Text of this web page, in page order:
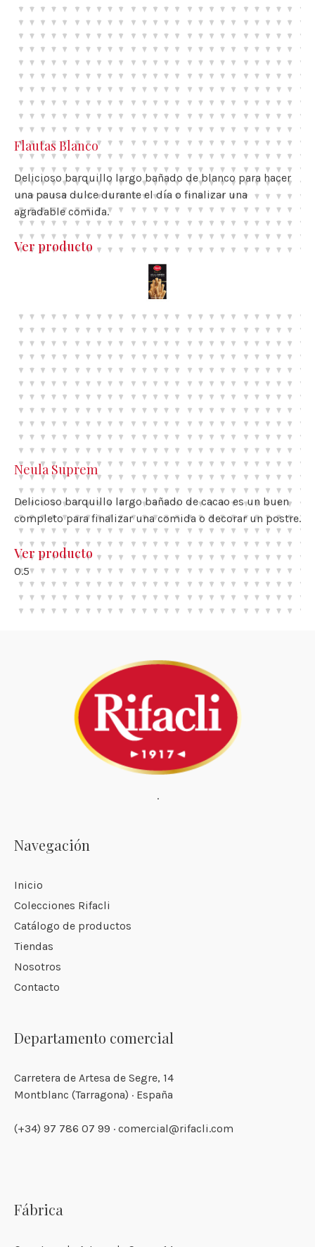
Flautas Blanco
Delicioso barquillo largo bañado de blanco para hacer
una pausa dulce durante el día o finalizar una
agradable comida.
Ver producto
Neula Suprem
Delicioso barquillo largo bañado de cacao es un buen
completo para finalizar una comida o decorar un postre.
Ver producto
·
Navegación
Inicio
Colecciones Rifacli
Catálogo de productos
Tiendas
Nosotros
Contacto
Departamento comercial
Carretera de Artesa de Segre, 14
Montblanc (Tarragona) · España
(+34) 97 786 07 99 · comercial@rifacli.com
Fábrica